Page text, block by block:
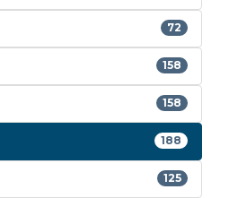
72
158
158
188
125